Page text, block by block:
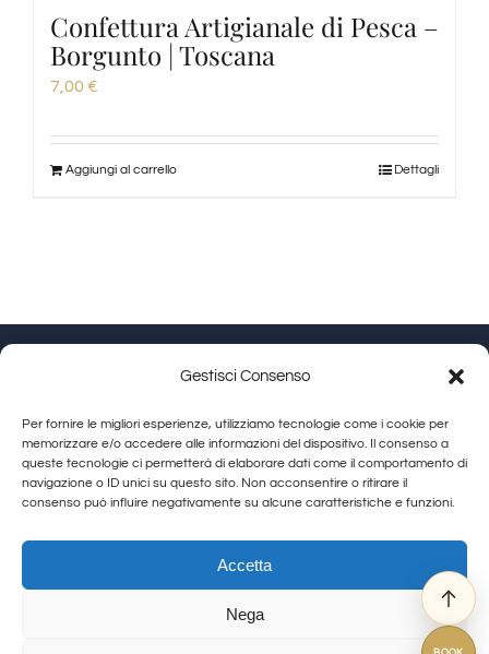
Gestisci Consenso
Per fornire le migliori esperienze, utilizziamo tecnologie come i cookie per
memorizzare e/o accedere alle informazioni del dispositivo. Il consenso a
queste tecnologie ci permetterà di elaborare dati come il comportamento di
navigazione o ID unici su questo sito. Non acconsentire o ritirare il
consenso può influire negativamente su alcune caratteristiche e funzioni.
Accetta
Nega
Confettura Artigianale di Pesca –
Borgunto | Toscana
7,00 €
Aggiungi al carrello Dettagli
Calamandrei 145 Arezzo (AR) |Cookie Policy|Privacy
Policy
Allegra Toscana Arezzo
© Copyright 2012 - 2026 | GranDucatoCollection | All Rights Reserved